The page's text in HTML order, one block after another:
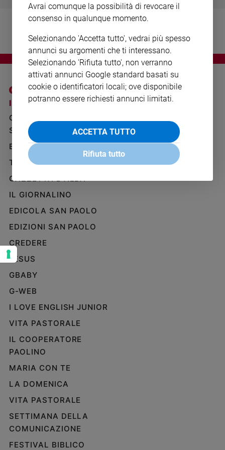
Ambiente
Volontariato
Diritti
Aziende
valore
Caso
settimana
Migranti
Diversità
e
Costume
e
2026
Cinema,
Tv
streaming
Libri
Musica
Famiglia
educazione
Genitori
e
Scuola
I SITI SAN PAOLO
GRUPPO EDITORIALE
SAN PAOLO
BENESSERE
TELENOVA
GAZZETTA D'ALBA
IL GIORNALINO
EDICOLA SAN PAOLO
EDIZIONI SAN PAOLO
CREDERE
JESUS
GBABY
G-WEB
I LOVE ENGLISH JUNIOR
VITA PASTORALE
IL COOPERATORE
PAOLINO
MARIA CON TE
LA DOMENICA
VITA PASTORALE
SETTIMANA DELLA
COMUNICAZIONE
FESTIVAL BIBLICO
NOTE LEGALI
INFORMATIVA
WHISTLEBLOWING
SOCIAL
Avrai comunque la possibilità di revocare il
consenso in qualunque momento.
Selezionando 'Accetta tutto', vedrai più spesso
annunci su argomenti che ti interessano.
Selezionando 'Rifiuta tutto', non verranno
attivati annunci Google standard basati su
cookie o identificatori locali; ove disponibile
potranno essere richiesti annunci limitati.
ACCETTA TUTTO
Rifiuta tutto